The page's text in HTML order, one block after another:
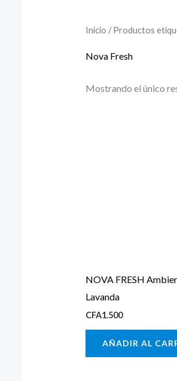
Inicio / Productos
Nova Fresh
Mostrando el único
NOVA FRESH
Lavanda
CFA1.500
AÑADIR AL